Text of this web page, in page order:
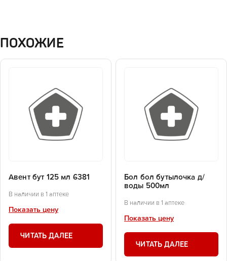
ПОХОЖИЕ
Авент бут 125 мл 6381
В наличии в 1 аптеке
Показать цену
ЧИТАТЬ ДАЛЕЕ
Бол бол бутылочка д/
воды 500мл
В наличии в 1 аптеке
Показать цену
ЧИТАТЬ ДАЛЕЕ